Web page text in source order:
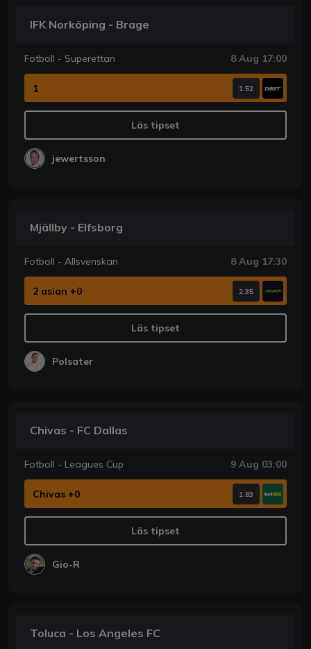
IFK Norköping - Brage
Fotboll - Superettan 8 Aug 17:00
1 1.52
Läs tipset
jewertsson
Mjällby - Elfsborg
Fotboll - Allsvenskan 8 Aug 17:30
2 asian +0 2.35
Läs tipset
Polsater
Chivas - FC Dallas
Fotboll - Leagues Cup 9 Aug 03:00
Chivas +0 1.83
Läs tipset
Gio-R
Toluca - Los Angeles FC